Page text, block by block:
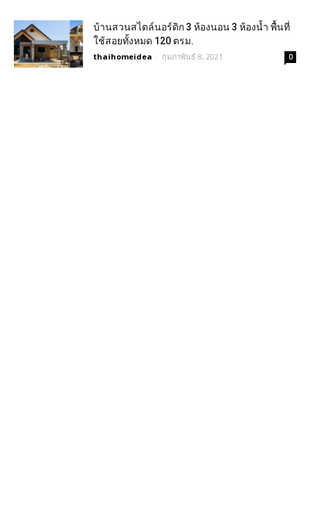
บ้านสวนสไตล์นอร์ดิก 3 ห้องนอน 3 ห้องน้ำ พื้นที่
ใช้สอยทั้งหมด 120 ตรม.
thaihomeidea - กุมภาพันธ์ 8, 2021 0